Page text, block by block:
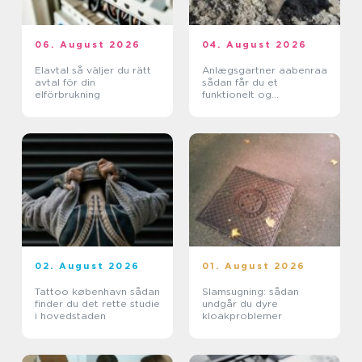
06. August 2026
Elavtal så väljer du rätt
avtal för din
elförbrukning
04. August 2026
Anlægsgartner aabenraa
sådan får du et
funktionelt og
02. August 2026
Tattoo københavn sådan
finder du det rette studie
i hovedstaden
01. August 2026
Slamsugning: sådan
undgår du dyre
kloakproblemer